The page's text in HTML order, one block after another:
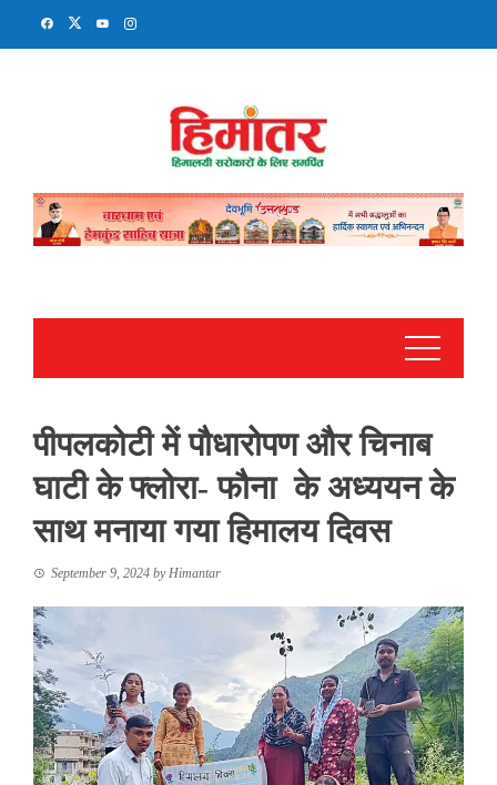
पीपलकोटी में पौधारोपण और चिनाब
घाटी के फ्लोरा- फौना के अध्ययन के
साथ मनाया गया हिमालय दिवस
September 9, 2024 byHimantar